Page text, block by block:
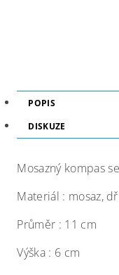
POPIS
DISKUZE
Mosaznýkompas
Materiál : mosaz,
Průměr : 11 cm
Výška : 6 cm